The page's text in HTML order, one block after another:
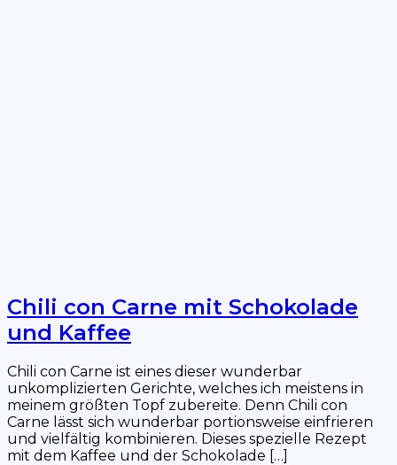
Chili con Carne mit Schokolade
und Kaffee
Chili con Carne ist eines dieser wunderbar
unkomplizierten Gerichte, welches ich meistens in
meinem größten Topf zubereite. Denn Chili con
Carne lässt sich wunderbar portionsweise einfrieren
und vielfältig kombinieren. Dieses spezielle Rezept
mit dem Kaffee und der Schokolade […]